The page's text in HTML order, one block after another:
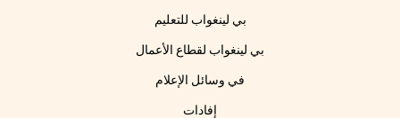
بي لينغواب للتعليم
بي لينغواب لقطاع الأعمال
في وسائل الإعلام
إفادات